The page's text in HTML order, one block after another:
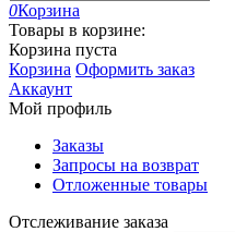
0Корзина
Товары в корзине:
Корзина пуста
Корзина Оформить заказ
Аккаунт
Мой профиль
Заказы
Запросы на возврат
Отложенные товары
Отслеживание заказа